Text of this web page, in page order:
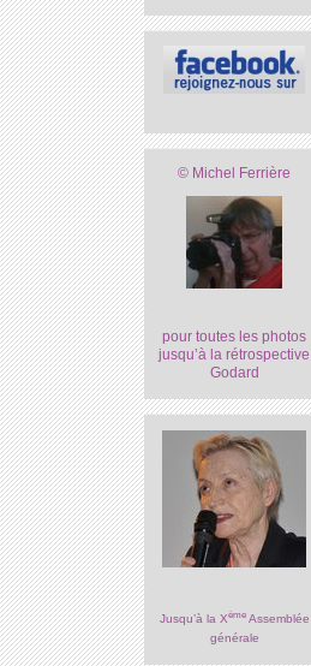
© Michel Ferrière
pour toutes les photos
jusqu’à la rétrospective
Godard
Jusqu’à la XèmeAssemblée
générale